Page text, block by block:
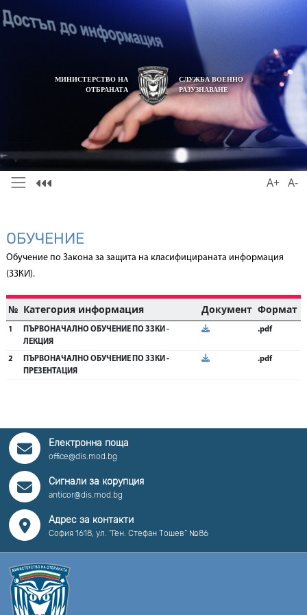
МИНИСТЕРСТВО НА
ОТБРАНАТА
СЛУЖБА ВОЕННО
РАЗУЗНАВАНЕ
A+ A-
ОБУЧЕНИЕ
Обучение по Закона за защита на класифицираната информация
(ЗЗКИ).
№ Категория информация Документ Формат
1
ПЪРВОНАЧАЛНО ОБУЧЕНИЕ ПО ЗЗКИ -
ЛЕКЦИЯ
.pdf
2
ПЪРВОНАЧАЛНО ОБУЧЕНИЕ ПО ЗЗКИ -
ПРЕЗЕНТАЦИЯ
.pdf
Електронна поща
office@dis.mod.bg
Сигнали за корупция
anticor@dis.mod.bg
Адрес за контакти
София 1618, ул. “Ген. Стефан Тошев” №86